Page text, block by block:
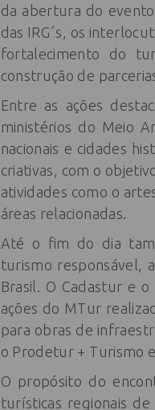
da abertura do
das IRG´s, os
fortalecimento do
construção de
Entre as ações
ministérios do Meio
nacionais e cidades
criativas, com o
atividades como o
áreas relacionadas.
Até o fim do dia
turismo responsável,
Brasil. O Cadastur e
ações do MTur
para obras de
o Prodetur + Turismo
O propósito do
turísticas regionais